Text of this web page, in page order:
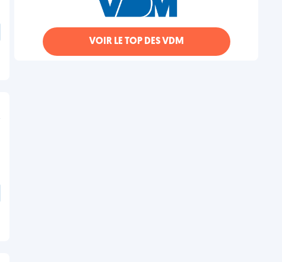
VOIR LE TOP DES VDM